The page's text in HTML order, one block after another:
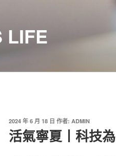
LIFE
發
佈
於
2024 年 6 月 18 日 作者: ADMIN
活氣寧夏丨科技